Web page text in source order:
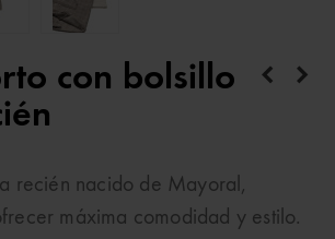
con bolsillo
recién nacido de Mayoral,
máxima comodidad y estilo.